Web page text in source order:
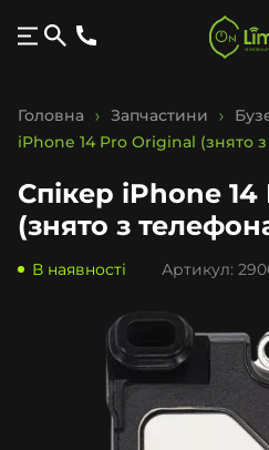
Головна Запчастини
iPhone 14 Pro Original (знято
Спікер iPhone
(знято з
В наявності Артикул: